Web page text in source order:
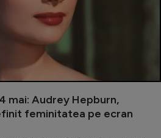
mai: Audrey Hepburn,
feminitatea pe ecran